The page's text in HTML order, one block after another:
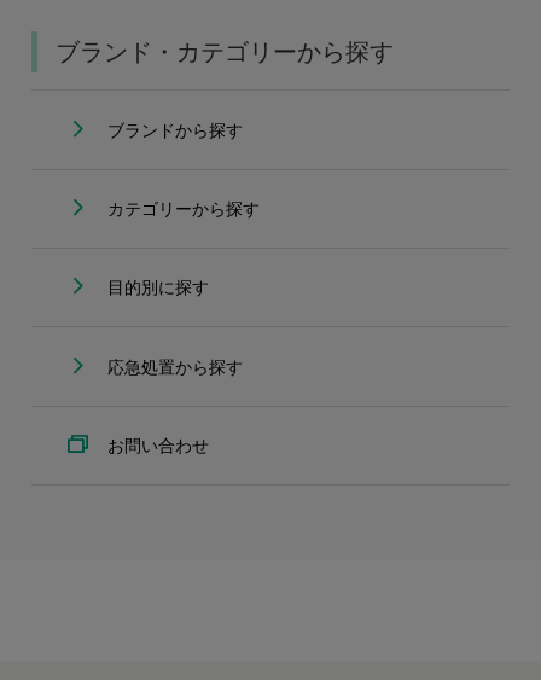
ブランド・カテゴリーから探す
ブランドから探す
カテゴリーから探す
目的別に探す
応急処置から探す
お問い合わせ